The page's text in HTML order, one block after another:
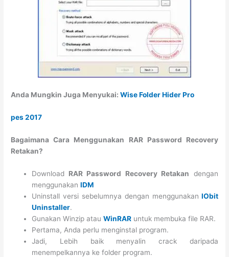
Anda Mungkin Juga Menyukai:Wise Folder Hider Pro
pes 2017
Bagaimana Cara Menggunakan RAR Password Recovery
Retakan?
Download RAR Password Recovery Retakan dengan
menggunakanIDM
Uninstall versi sebelumnya dengan menggunakan IObit
Uninstaller.
Gunakan Winzip atauWinRAR untuk membuka file RAR.
Pertama, Anda perlu menginstal program.
Jadi, Lebih baik menyalin crack daripada
menempelkannya ke folder program.